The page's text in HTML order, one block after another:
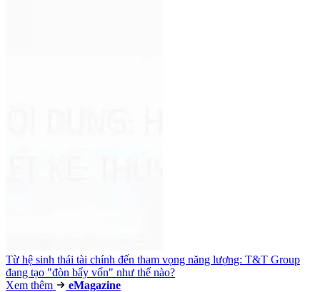
Từ hệ sinh thái tài chính đến tham vọng năng lượng: T&T Group
đang tạo "đòn bẩy vốn" như thế nào?
Xem thêm
eMagazine